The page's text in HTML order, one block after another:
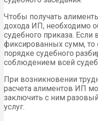
Чтобы получать
дохода ИП, необходимо
судебного приказа. Если
фиксированных сумм,
порядке судебного
соблюдением всей
При возникновении
расчета алиментов ИП
заключить с ним
услуг.